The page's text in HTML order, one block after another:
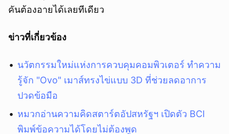
คันต้องอายได้เลยทีเดียว
ข่าวที่เกี่ยวข้อง
นวัตกรรมใหม่แห่งการควบคุมคอมพิวเตอร์ ทำความ
รู้จัก "Ovo" เมาส์ทรงไข่แบบ 3D ที่ช่วยลดอาการ
ปวดข้อมือ
หมวกอ่านความคิดสตาร์ตอัปสหรัฐฯ เปิดตัว BCI
พิมพ์ข้อความได้โดยไม่ต้องพูด